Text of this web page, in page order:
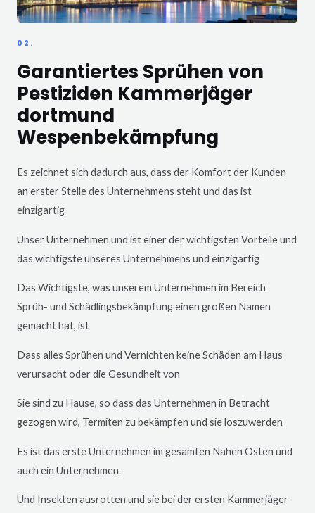
02.
Garantiertes Sprühen von
Pestiziden Kammerjäger
dortmund
Wespenbekämpfung
Es zeichnet sich dadurch aus, dass der Komfort der Kunden
an erster Stelle des Unternehmens steht und das ist
einzigartig
Unser Unternehmen und ist einer der wichtigsten Vorteile und
das wichtigste unseres Unternehmens und einzigartig
Das Wichtigste, was unserem Unternehmen im Bereich
Sprüh- und Schädlingsbekämpfung einen großen Namen
gemacht hat, ist
Dass alles Sprühen und Vernichten keine Schäden am Haus
verursacht oder die Gesundheit von
Sie sind zu Hause, so dass das Unternehmen in Betracht
gezogen wird, Termiten zu bekämpfen und sie loszuwerden
Es ist das erste Unternehmen im gesamten Nahen Osten und
auch ein Unternehmen.
Und Insekten ausrotten und sie bei der ersten Kammerjäger